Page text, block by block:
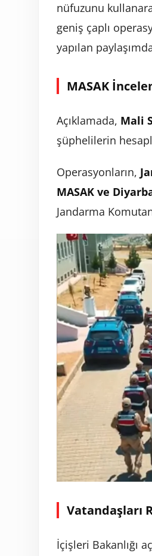
nüfuzunu
geniş çaplı
yapılan
MASAK
Açıklamada, Mali
şüphelilerin
Operasyonların,
MASAK ve
Jandarma
Vatandaşları
İçişleri Bakanlığı